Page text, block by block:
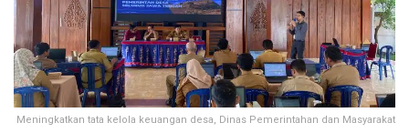
Meningkatkan tata kelola keuangan desa, Dinas Pemerintahan dan Masyarakat